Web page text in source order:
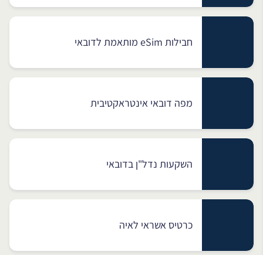
חבילות eSim מותאמת לדובאי
מפה דובאי אינטראקטיבית
השקעות נדל"ן בדובאי
כרטיס אשראי לאיה